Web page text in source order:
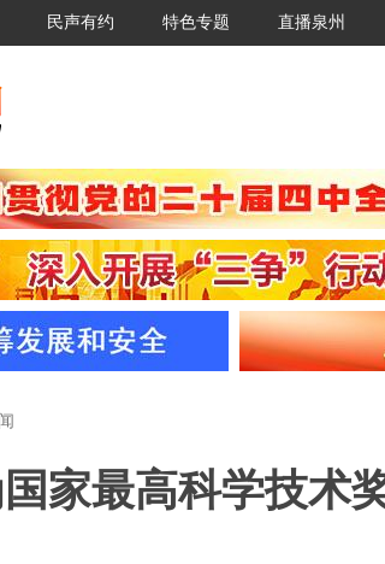
民声有约 特色专题 直播泉州
家最高科学技术